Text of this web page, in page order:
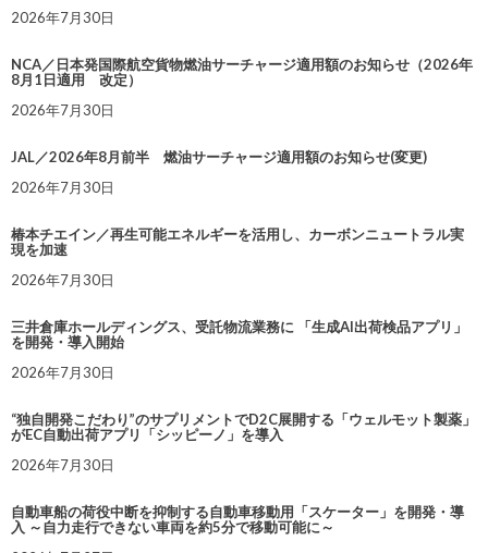
2026年7月30日
NCA／日本発国際航空貨物燃油サーチャージ適用額のお知らせ（2026年
8月1日適用 改定）
2026年7月30日
JAL／2026年8月前半 燃油サーチャージ適用額のお知らせ(変更)
2026年7月30日
椿本チエイン／再生可能エネルギーを活用し、カーボンニュートラル実
現を加速
2026年7月30日
三井倉庫ホールディングス、受託物流業務に 「生成AI出荷検品アプリ」
を開発・導入開始
2026年7月30日
“独自開発こだわり”のサプリメントでD2C展開する「ウェルモット製薬」
がEC自動出荷アプリ「シッピーノ」を導入
2026年7月30日
自動車船の荷役中断を抑制する自動車移動用「スケーター」を開発・導
入 ～自力走行できない車両を約5分で移動可能に～